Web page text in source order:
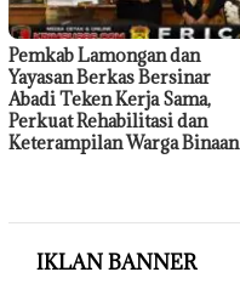
Pemkab Lamongan dan
Yayasan Berkas Bersinar
Abadi Teken Kerja Sama,
Perkuat Rehabilitasi dan
Keterampilan Warga Binaan
IKLAN BANNER